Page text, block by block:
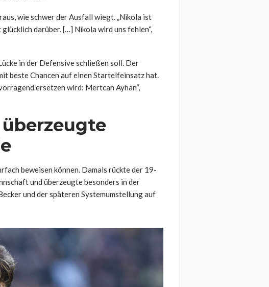
wie schwer der Ausfall wiegt. „Nikola ist
darüber. […] Nikola wird uns fehlen“,
in der Defensive schließen soll. Der
beste Chancen auf einen Startelfeinsatz hat.
ersetzen wird: Mertcan Ayhan“,
beweisen können. Damals rückte der 19-
und überzeugte besonders in der
und der späteren Systemumstellung auf